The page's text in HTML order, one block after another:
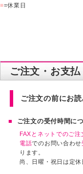
■=休業日
ご注文・お支
ご注文の前にお
ご注文の受付時間に
FAXとネットでのご注
電話でのお問い合わせ
ります。
尚、日曜・祝日は定休